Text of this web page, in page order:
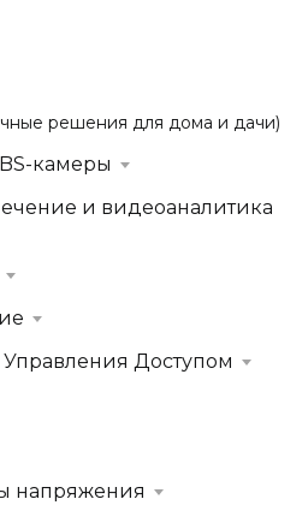
решения для дома и дачи)
камеры
и видеоаналитика
Доступом
напряжения